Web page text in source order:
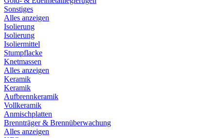
Sonstiges
Alles anzeigen
Isolierung
Isolierung
Isoliermittel
Stumpflacke
Knetmassen
Alles anzeigen
Keramik
Keramik
Aufbrennkeramik
Vollkeramik
Anmischplatten
Brennträger & Brennüberwachung
Alles anzeigen